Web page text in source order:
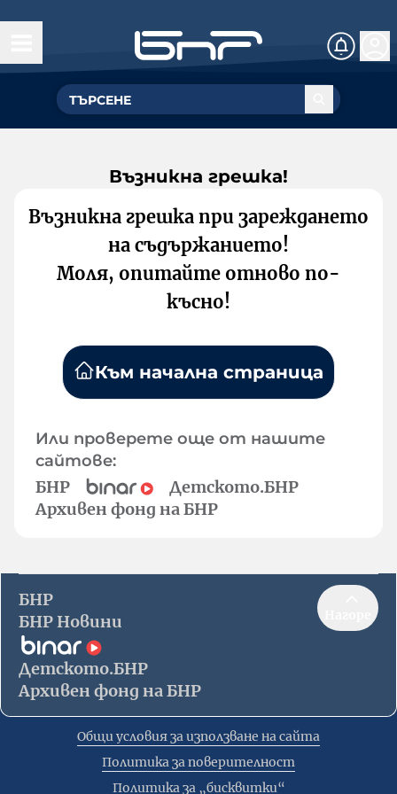
Възникна грешка!
Възникна грешка при зареждането
на съдържанието!
Моля, опитайте отново по-
късно!
Към начална страница
Или проверете още от нашите
сайтове:
БНР
Детското.БНР
Архивен фонд на БНР
БНР
БНР Новини
Детското.БНР
Архивен фонд на БНР
Общи условия за използване на сайта
Политика за поверителност
Политика за „бисквитки“